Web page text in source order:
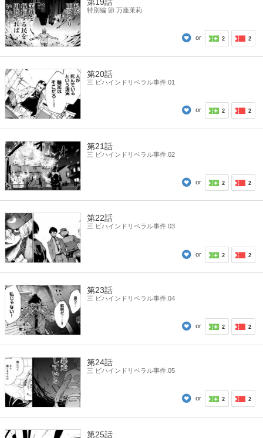
特別編 節 万座茉莉
or 2 2
第20話
三 ビハインドリベラル事件.01
or 2 2
第21話
三 ビハインドリベラル事件.02
or 2 2
第22話
三 ビハインドリベラル事件.03
or 2 2
第23話
三 ビハインドリベラル事件.04
or 2 2
第24話
三 ビハインドリベラル事件.05
or 2 2
第25話